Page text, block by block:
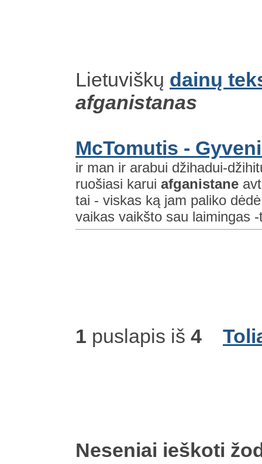
Lietuviškų dainų
afganistanas
McTomutis -
ir man ir arabui džihadui-
ruošiasi karui afganistane
tai - viskas ką jam paliko
vaikas vaikšto sau laimingas
1 puslapis iš 4
Neseniai ieškoti